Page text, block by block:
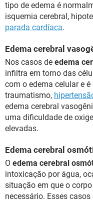
tipo de edema é
isquemia cerebral,
parada cardíaca.
Edema cerebral
Nos casos de edema
infiltra em torno das
com o edema celular e
traumatismo,
edema cerebral
uma dificuldade de
elevadas.
Edema cerebral
O edema cerebral
intoxicação por água,
situação em que o
necessário. Esses